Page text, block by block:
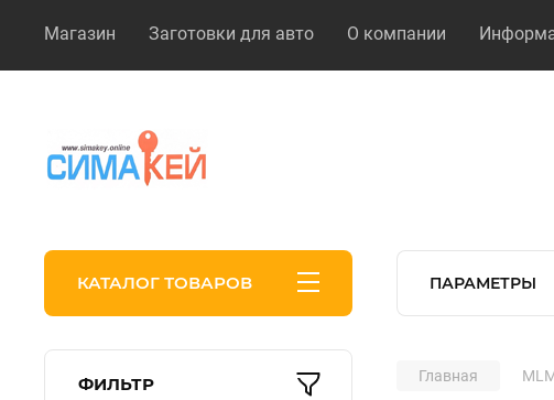
Магазин Заготовки для авто О компании
КАТАЛОГ ТОВАРОВ ПАРАМЕТРЫ
ФИЛЬТР Главная